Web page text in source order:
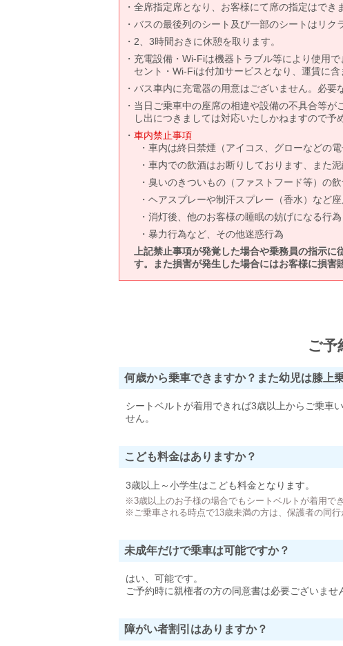
全席指定席となり、お客様にて席の指定はでき
バスの最後列のシート及び一部のシートはリク
2、3時間おきに休憩を取ります。
充電設備・Wi-Fiは機器トラブル等により使用
セント・Wi-Fiは付加サービスとなり、運賃に含
バス車内に充電器の用意はございません。必要
当日ご乗車中の座席の相違や設備の不具合等
し出につきましては対応いたしかねますので予
車内禁止事項
車内は終日禁煙（アイコス、グローなどの電
車内での飲酒はお断りしております、また
臭いのきついもの（ファストフード等）の飲
ヘアスプレーや制汗スプレー（香水）など
消灯後、他のお客様の睡眠の妨げになる行
暴力行為など、その他迷惑行為
上記禁止事項が発覚した場合や乗務員の指示
す。また損害が発生した場合にはお客様に損害
ご予
何歳から乗車できますか？また幼児は膝上
シートベルトが着用できれば3歳以上からご乗車
せん。
こども料金はありますか？
3歳以上～小学生はこども料金となります。
※3歳以上のお子様の場合でもシートベルトが着用で
※ご乗車される時点で13歳未満の方は、保護者の同行
未成年だけで乗車は可能ですか？
はい、可能です。
ご予約時に親権者の方の同意書は必要ございませ
障がい者割引はありますか？